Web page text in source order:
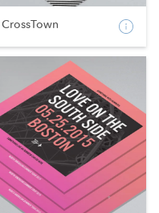
CrossTown